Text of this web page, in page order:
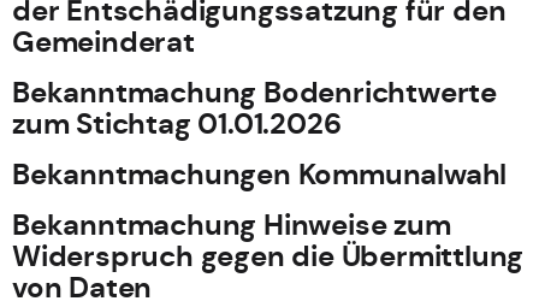
der Entschädigungssatzung für den
Gemeinderat
Bekanntmachung Bodenrichtwerte
zum Stichtag 01.01.2026
Bekanntmachungen Kommunalwahl
Bekanntmachung Hinweise zum
Widerspruch gegen die Übermittlung
von Daten